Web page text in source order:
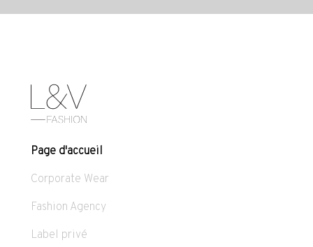
Page d'accueil
Corporate Wear
Fashion Agency
Label privé